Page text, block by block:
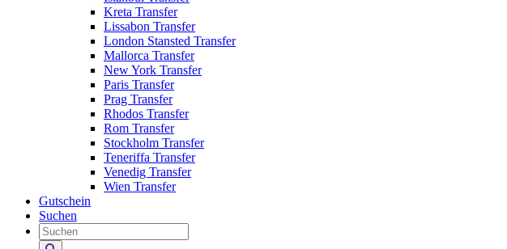
Kreta Transfer
Lissabon Transfer
London Stansted Transfer
Mallorca Transfer
New York Transfer
Paris Transfer
Prag Transfer
Rhodos Transfer
Rom Transfer
Stockholm Transfer
Teneriffa Transfer
Venedig Transfer
Wien Transfer
Gutschein
Suchen